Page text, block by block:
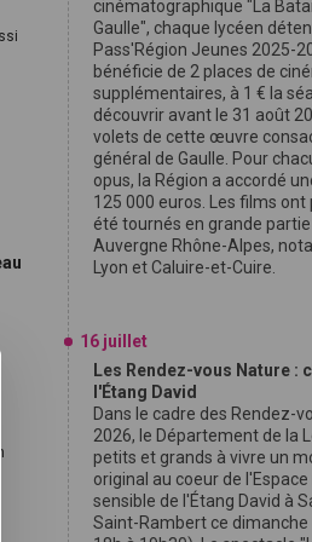
cinématographique "La
Gaulle", chaque lycéen
Pass'Région Jeunes 2025-
bénéficie de 2 places de
supplémentaires, à 1 € la
découvrir avant le 31 août
volets de cette œuvre
général de Gaulle. Pour
opus, la Région a accordé
125 000 euros. Les films ont
été tournés en grande
Auvergne Rhône-Alpes,
Lyon et Caluire-et-Cuire.
16 juillet
Les Rendez-vous Nature :
l'Étang David
Dans le cadre des Rendez-
2026, le Département de la
petits et grands à vivre un
original au coeur de l'Espace
sensible de l'Étang David à
Saint-Rambert ce dimanche